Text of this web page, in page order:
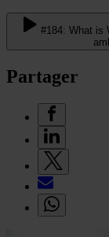
#184: What is
Partager